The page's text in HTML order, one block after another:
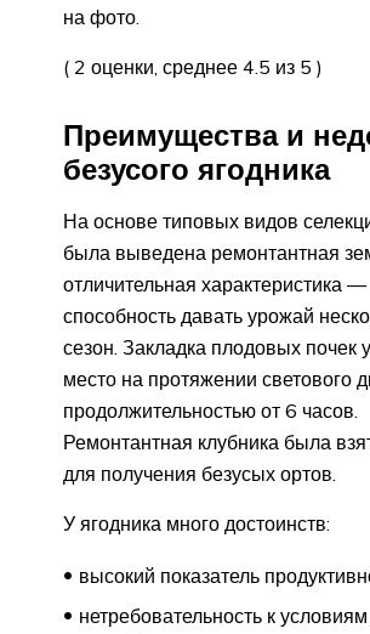
на фото.
( 2 оценки, среднее 4.5 из 5 )
Преимущества и
безусого ягодника
На основе типовых видов
была выведена ремонтантная
отличительная характеристика —
способность давать урожай
сезон. Закладка плодовых почек
место на протяжении светового
продолжительностью от 6 часов.
Ремонтантная клубника была
для получения безусых ортов.
У ягодника много достоинств:
высокий показатель
нетребовательность к